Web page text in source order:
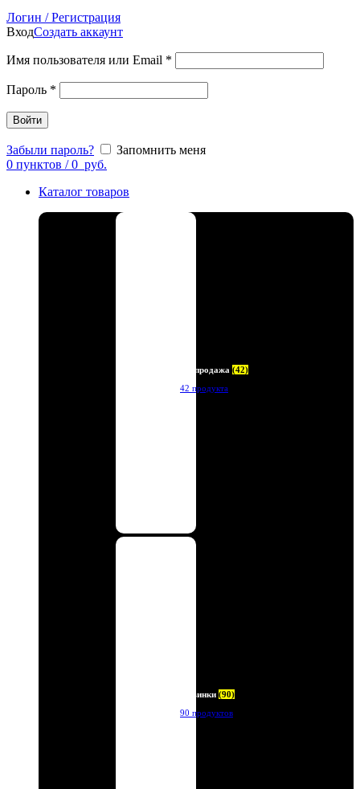
Логин / Регистрация
ВходСоздать аккаунт
Имя пользователя или Email *
Пароль *
Войти
Забыли пароль?
Запомнить меня
0 пунктов / 0 руб.
Каталог товаров
Распродажа (42)
42 продукта
Новинки (90)
90 продуктов